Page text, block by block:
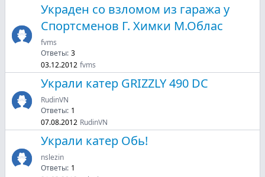
Украден со взломом из гаража у
Спортсменов Г. Химки М.Облас
fvms
Ответы: 3
03.12.2012 fvms
Украли катер GRIZZLY 490 DC
RudinVN
Ответы: 1
07.08.2012 RudinVN
Украли катер Обь!
nslezin
Ответы: 1